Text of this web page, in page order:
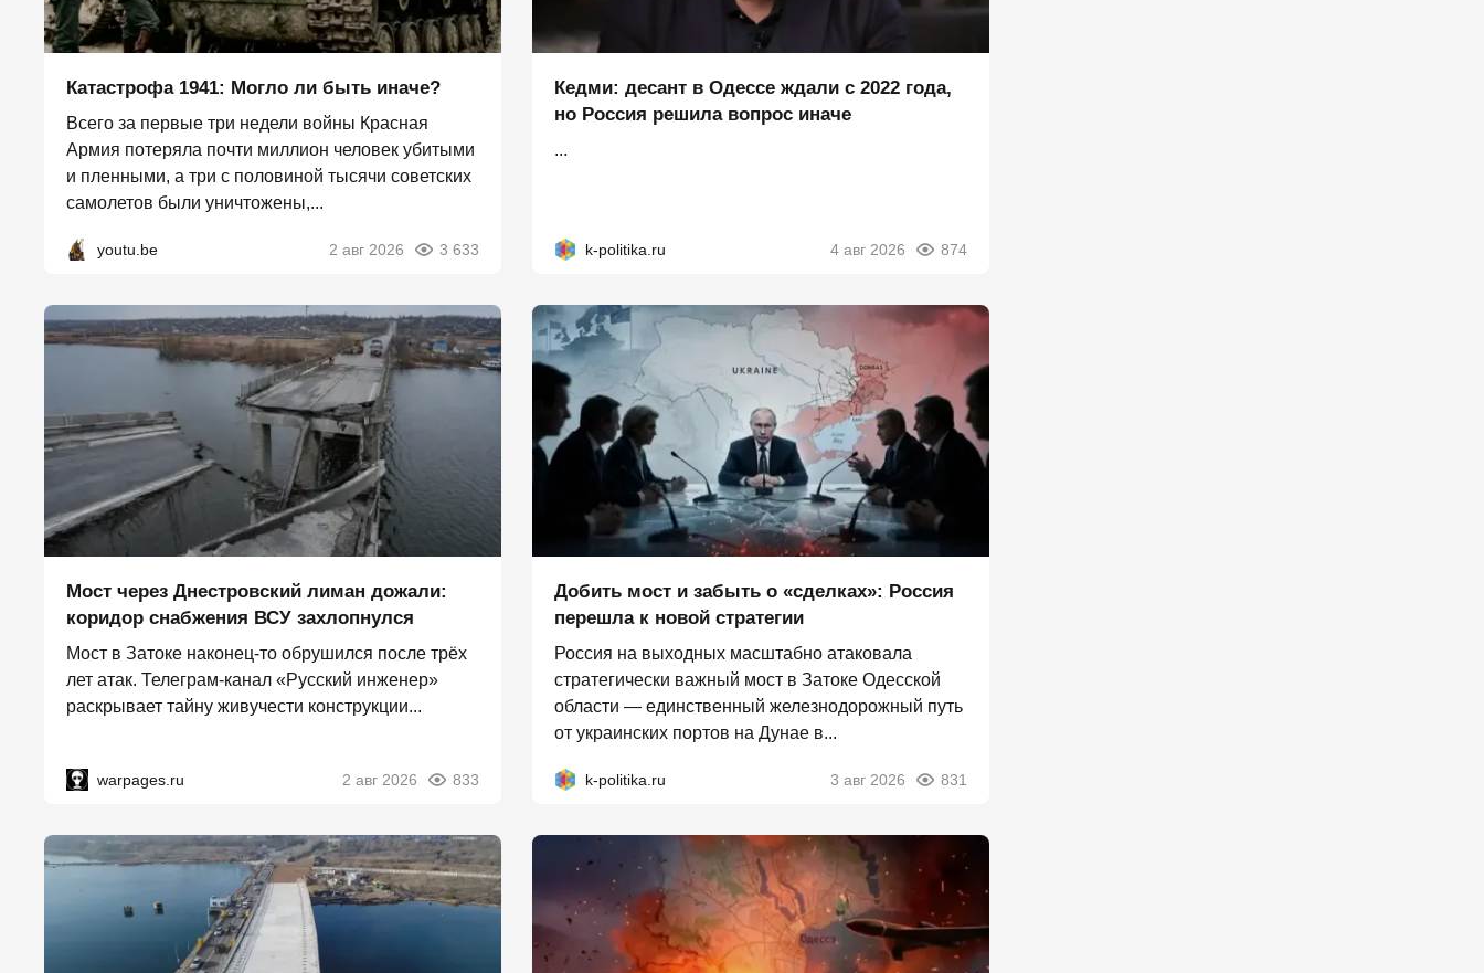
Катастрофа 1941: Могло ли быть иначе?
Всего за первые три недели войны Красная
Армия потеряла почти миллион человек убитыми
и пленными, а три с половиной тысячи советских
самолетов были уничтожены,...
youtu.be 2 авг 2026 3 633
Кедми: десант в Одессе ждали с 2022 года,
но Россия решила вопрос иначе
...
k-politika.ru 4 авг 2026 874
Мост через Днестровский лиман дожали:
коридор снабжения ВСУ захлопнулся
Мост в Затоке наконец-то обрушился после трёх
лет атак. Телеграм-канал «Русский инженер»
раскрывает тайну живучести конструкции...
warpages.ru 2 авг 2026 833
Добить мост и забыть о «сделках»: Россия
перешла к новой стратегии
Россия на выходных масштабно атаковала
стратегически важный мост в Затоке Одесской
области — единственный железнодорожный путь
от украинских портов на Дунае в...
k-politika.ru 3 авг 2026 831